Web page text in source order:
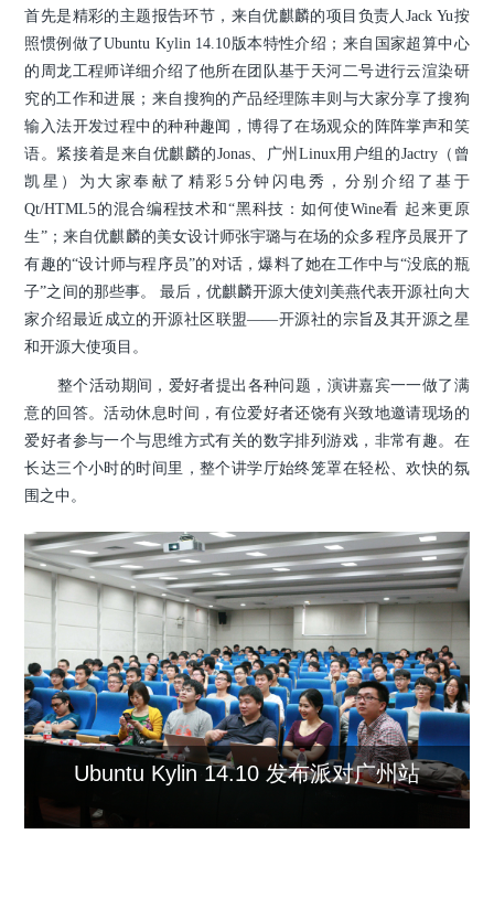
首先是精彩的主题报告环节，来自优麒麟的项目负责人Jack Yu按
照惯例做了Ubuntu Kylin 14.10版本特性介绍；来自国家超算中心
的周龙工程师详细介绍了他所在团队基于天河二号进行云渲染研
究的工作和进展；来自搜狗的产品经理陈丰则与大家分享了搜狗
输入法开发过程中的种种趣闻，博得了在场观众的阵阵掌声和笑
语。紧接着是来自优麒麟的Jonas、广州Linux用户组的Jactry（曾
凯星）为大家奉献了精彩5分钟闪电秀，分别介绍了基于
Qt/HTML5的混合编程技术和“黑科技：如何使Wine看 起来更原
生”；来自优麒麟的美女设计师张宇璐与在场的众多程序员展开了
有趣的“设计师与程序员”的对话，爆料了她在工作中与“没底的瓶
子”之间的那些事。 最后，优麒麟开源大使刘美燕代表开源社向大
家介绍最近成立的开源社区联盟——开源社的宗旨及其开源之星
和开源大使项目。
整个活动期间，爱好者提出各种问题，演讲嘉宾一一做了满
意的回答。活动休息时间，有位爱好者还饶有兴致地邀请现场的
爱好者参与一个与思维方式有关的数字排列游戏，非常有趣。在
长达三个小时的时间里，整个讲学厅始终笼罩在轻松、欢快的氛
围之中。
Ubuntu Kylin 14.10 发布派对广州站